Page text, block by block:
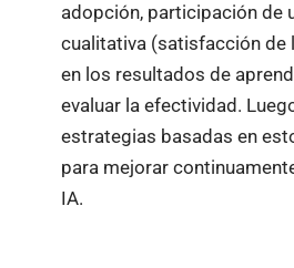
adopción, participación de
cualitativa (satisfacción de
en los resultados de
evaluar la efectividad.
estrategias basadas en
para mejorar
IA.